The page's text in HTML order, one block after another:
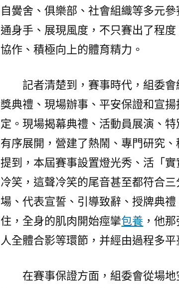
軍
賽
美
幕〉
自黌舍、俱樂部、社會組織等多元
通身手、展現風度，不只賽出了程
協作、積極向上的體育精力。
記者清楚到，賽事時代，組委
獎典禮、現場辦事、平安保證和宣
定。現場揭幕典禮、活動員展演、
有序展開，營建了熱鬧、專門研究
提到，本屆賽事設置燈光秀、活「
冷笑，這聲冷笑的尾音甚至都符合
場、代表宣誓、引導致辭、授牌典
住，全身的肌肉開始痙攣包養 ，他
人全體合影等環節，并經由過程多
在賽事保證方面，組委會從場